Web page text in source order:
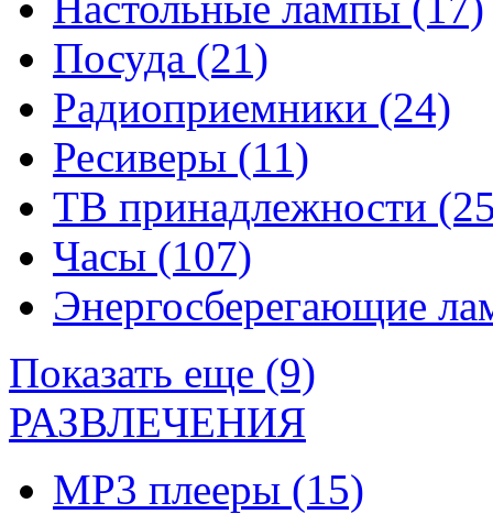
Посуда (21)
Радиоприемники (24)
Ресиверы (11)
ТВ принадлежности
Часы (107)
Энергосберегающие
Показать еще (9)
РАЗВЛЕЧЕНИЯ
MP3 плееры (15)